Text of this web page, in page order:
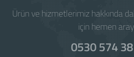
Ürün ve hizmetlerimiz hakkında
için hemen
0530 574